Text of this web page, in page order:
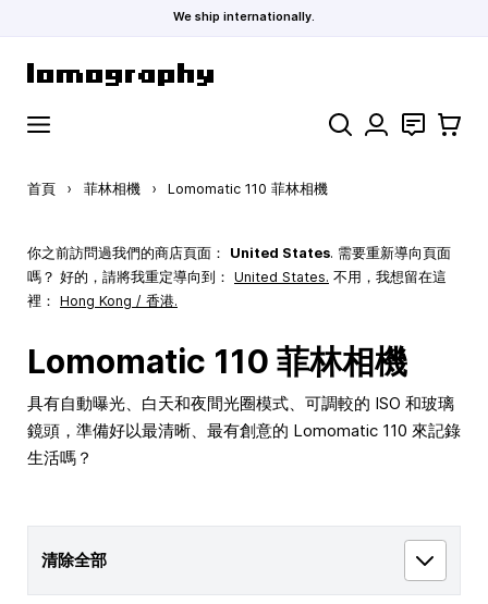
We ship internationally.
搜索 聯絡 購物車
首頁 › 菲林相機 › Lomomatic 110 菲林相機
你之前訪問過我們的商店頁面： United States. 需要重新導向頁面
嗎？ 好的，請將我重定導向到： United States. 不用，我想留在這
裡： Hong Kong / 香港.
Lomomatic 110 菲林相機
具有自動曝光、白天和夜間光圈模式、可調較的 ISO 和玻璃
鏡頭，準備好以最清晰、最有創意的 Lomomatic 110 來記錄
生活嗎？
清除全部